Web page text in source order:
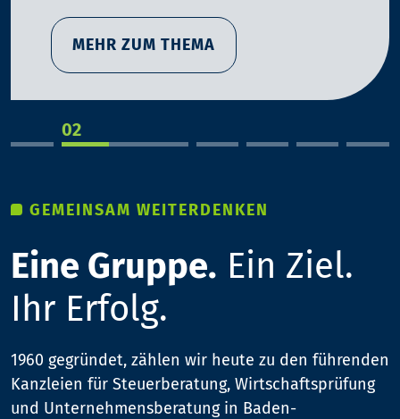
MEHR ZUM THEMA
GEMEINSAM WEITERDENKEN
Eine Gruppe. Ein Ziel.
Ihr Erfolg.
1960 gegründet, zählen wir heute zu den führenden
Kanzleien für Steuerberatung, Wirtschaftsprüfung
und Unternehmensberatung in Baden-